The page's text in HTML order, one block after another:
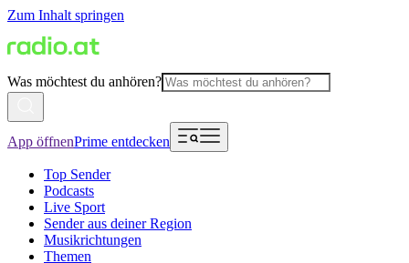
Zum Inhalt springen
Was möchtest du anhören?
App öffnenPrime entdecken
Top Sender
Podcasts
Live Sport
Sender aus deiner Region
Musikrichtungen
Themen